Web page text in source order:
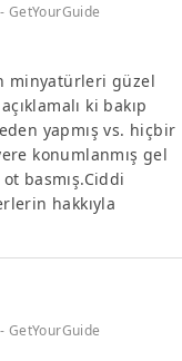
minyatürleri güzel
ki bakıp
yapmış vs. hiçbir
konumlanmış gel
basmış.Ciddi
hakkıyla